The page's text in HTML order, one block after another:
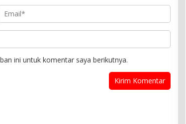
ini untuk komentar saya berikutnya.